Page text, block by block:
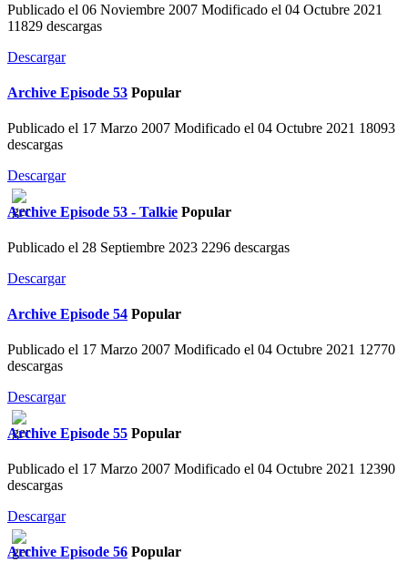
Publicado el 06 Noviembre 2007 Modificado el 04 Octubre 2021
11829 descargas
Descargar
Archive Episode 53 Popular
Publicado el 17 Marzo 2007 Modificado el 04 Octubre 2021 18093
descargas
Descargar
Archive Episode 53 - Talkie Popular
Publicado el 28 Septiembre 2023 2296 descargas
Descargar
Archive Episode 54 Popular
Publicado el 17 Marzo 2007 Modificado el 04 Octubre 2021 12770
descargas
Descargar
Archive Episode 55 Popular
Publicado el 17 Marzo 2007 Modificado el 04 Octubre 2021 12390
descargas
Descargar
Archive Episode 56 Popular